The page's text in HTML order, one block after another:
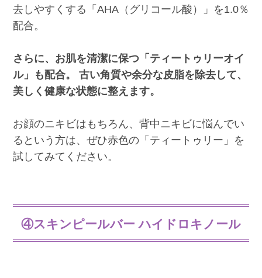
去しやすくする「AHA（グリコール酸）」を1.0％
配合。
さらに、お肌を清潔に保つ「ティートゥリーオイ
ル」も配合。 古い角質や余分な皮脂を除去して、
美しく健康な状態に整えます。
お顔のニキビはもちろん、背中ニキビに悩んでい
るという方は、ぜひ赤色の「ティートゥリー」を
試してみてください。
④スキンピールバー ハイドロキノール